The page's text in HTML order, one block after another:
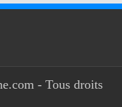
- Tous droits